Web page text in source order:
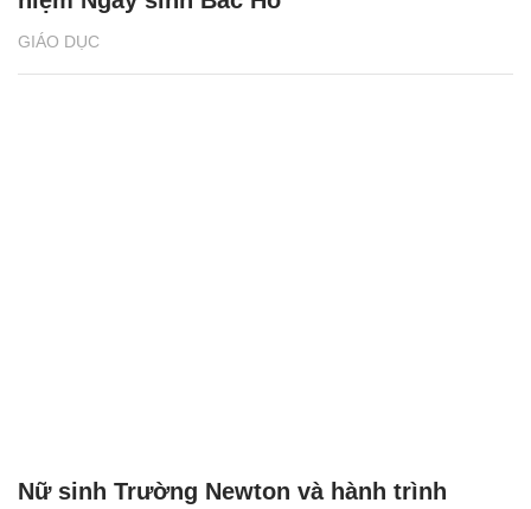
GIÁO DỤC
Nữ sinh Trường Newton và hành trình